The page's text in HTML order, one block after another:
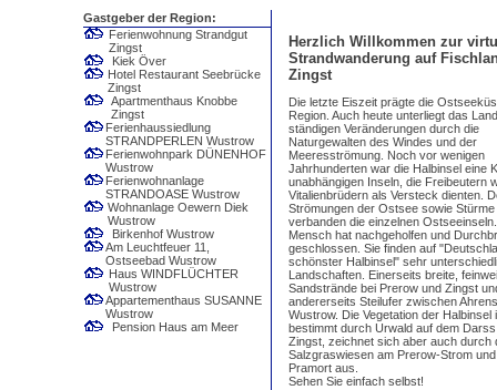
Gastgeber der Region:
Ferienwohnung Strandgut
Zingst
Kiek Över
Hotel Restaurant Seebrücke
Zingst
Apartmenthaus Knobbe
Zingst
Ferienhaussiedlung
STRANDPERLEN Wustrow
Ferienwohnpark DÜNENHOF
Wustrow
Ferienwohnanlage
STRANDOASE Wustrow
Wohnanlage Oewern Diek
Wustrow
Birkenhof Wustrow
Am Leuchtfeuer 11,
Ostseebad Wustrow
Haus WINDFLÜCHTER
Wustrow
Appartementhaus SUSANNE
Wustrow
Pension Haus am Meer
Herzlich Willkommen zur
Strandwanderung auf
Zingst
Die letzte Eiszeit prägte die
Region. Auch heute unterliegt das Land
ständigen Veränderungen durch die
Naturgewalten des Windes und der
Meeresströmung. Noch vor wenigen
Jahrhunderten war die Halbinsel eine
unabhängigen Inseln, die Freibeutern
Vitalienbrüdern als Versteck dienten.
Strömungen der Ostsee sowie Stürme
verbanden die einzelnen
Mensch hat nachgeholfen und
geschlossen. Sie finden auf
schönster Halbinsel" sehr
Landschaften. Einerseits breite,
Sandstrände bei Prerow und Zingst
andererseits Steilufer zwischen
Wustrow. Die Vegetation der Halbinsel
bestimmt durch Urwald auf dem
Zingst, zeichnet sich aber auch durch
Salzgraswiesen am Prerow-Strom
Pramort aus.
Sehen Sie einfach selbst!